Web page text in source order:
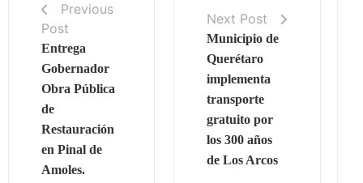
Previous
Post
Entrega
Gobernador
Obra Pública
de
Restauración
en Pinal de
Amoles.
Next Post
Municipio de
Querétaro
implementa
transporte
gratuito por
los 300 años
de Los Arcos